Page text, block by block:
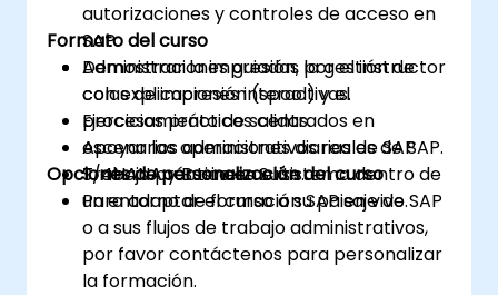
autorizaciones y controles de acceso en
SAP.
Administrar la impresión, la gestión de
colas de impresión (spool) y el
procesamiento de salidas.
Apoyar las operaciones diarias de SAP
S/4HANA y Business Suite.
Formato del curso
Demostraciones guiadas por el instructor
con explicaciones interactivas.
Ejercicios prácticos centrados en
escenarios administrativos reales de SAP.
Trabajo práctico en el sistema dentro de
un entorno de formación SAP en vivo.
Opciones de personalización del curso
Para adaptar el curso a su paisaje de SAP
o a sus flujos de trabajo administrativos,
por favor contáctenos para personalizar
la formación.